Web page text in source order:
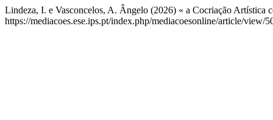
Lindeza, I. e Vasconcelos, A. Ângelo (2026) « a Cocriação Artística
https://mediacoes.ese.ips.pt/index.php/mediacoesonline/article/view/